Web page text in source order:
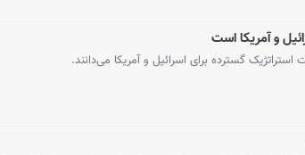
و آمریکا است
گسترده برای اسرائیل و آمریکا می‌دانند.